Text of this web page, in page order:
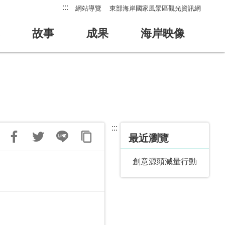
::: 網站導覽 東部海岸國家風景區觀光資訊網
故事 成果 海岸映像
:::
最近瀏覽
創意源頭減量行動